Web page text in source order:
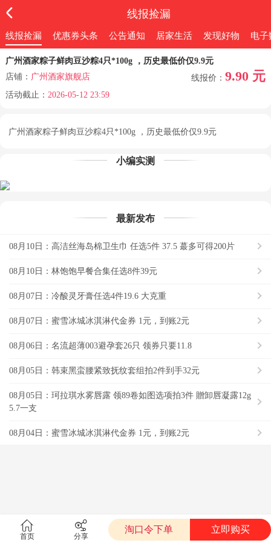
线报捡漏
线报捡漏 优惠券头条 公告通知 居家生活 发现好物 电子
广州酒家粽子鲜肉豆沙粽4只*100g ，历史最低价仅9.9元
店铺： 广州酒家旗舰店 线报价： 9.90 元
活动截止： 2026-05-12 23:59
广州酒家粽子鲜肉豆沙粽4只*100g ，历史最低价仅9.9元
小编实测
最新发布
08月10日：高洁丝海岛棉卫生巾 任选5件 37.5 蕞多可得200片
08月10日：林饱饱早餐合集任选8件39元
08月07日：冷酸灵牙膏任选4件19.6 大克重
08月07日：蜜雪冰城冰淇淋代金券 1元，到账2元
08月06日：名流超薄003避孕套26只 领券只要11.8
08月05日：韩束黑蛮腰紧致抚纹套组拍2件到手32元
08月05日：珂拉琪水雾唇露 领89卷如图选项拍3件 贈卸唇凝露12g
5.7一支
08月04日：蜜雪冰城冰淇淋代金券 1元，到账2元
首页 分享
淘口令下单 立即购买